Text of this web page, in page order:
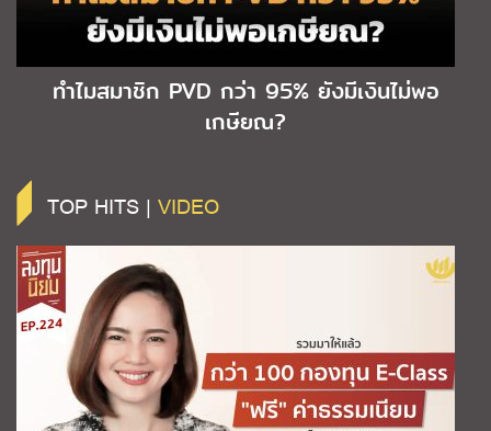
ทำไมสมาชิก PVD กว่า 95% ยังมีเงินไม่พอ
เกษียณ?
TOP HITS | VIDEO